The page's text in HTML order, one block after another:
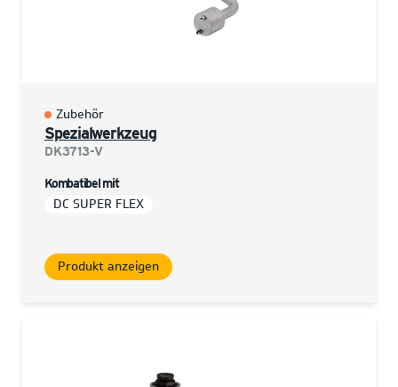
Zubehör
Spezialwerkzeug
DK3713-V
Kombatibel mit
DC SUPER FLEX
Produkt anzeigen